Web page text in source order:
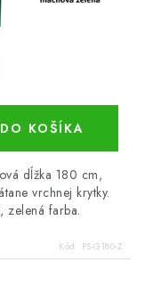
DO KOŠÍKA
dĺžka 180 cm,
vrchnej krytky.
zelená farba.
Kód: PS-G180-Z